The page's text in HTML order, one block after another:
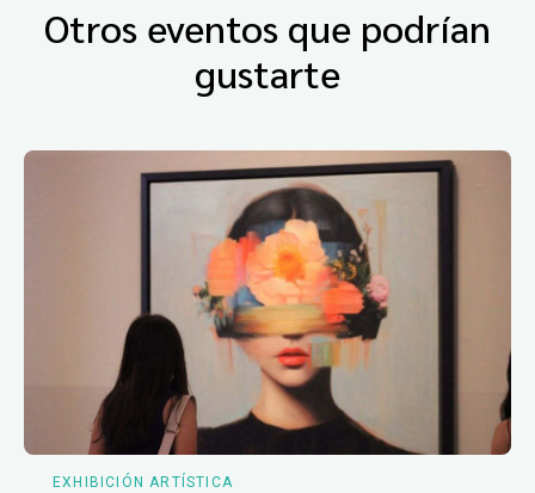
Otros eventos que podrían
gustarte
EXHIBICIÓN ARTÍSTICA